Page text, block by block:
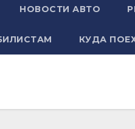
НОВОСТИ АВТО
КУДА